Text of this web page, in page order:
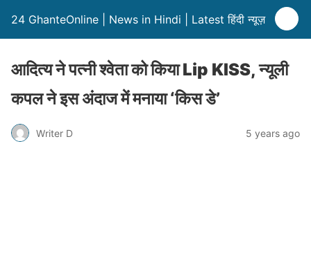
24 GhanteOnline | News in Hindi | Latest हिंदी न्यूज़
आदित्य ने पत्नी श्वेता को किया Lip KISS, न्यूली
कपल ने इस अंदाज में मनाया ‘किस डे’
Writer D 5 years ago